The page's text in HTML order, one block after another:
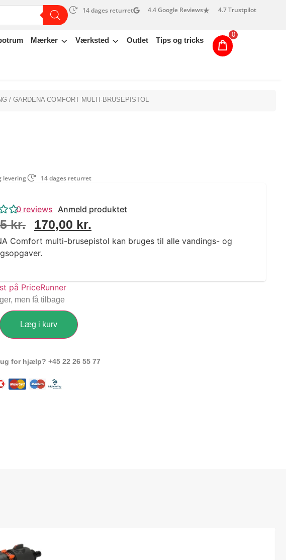
14 dages returret 4.4 Google Reviews 4.7 Trustpilot
Mærker Værksted Outlet Tips og tricks
0
/ GARDENA COMFORT MULTI-BRUSEPISTOL
levering 14 dages returret
0 reviews Anmeld produktet
kr. 170,00 kr.
Comfort multi-brusepistol kan bruges til alle vandings- og
men få tilbage
Læg i kurv
for hjælp? +45 22 26 55 77